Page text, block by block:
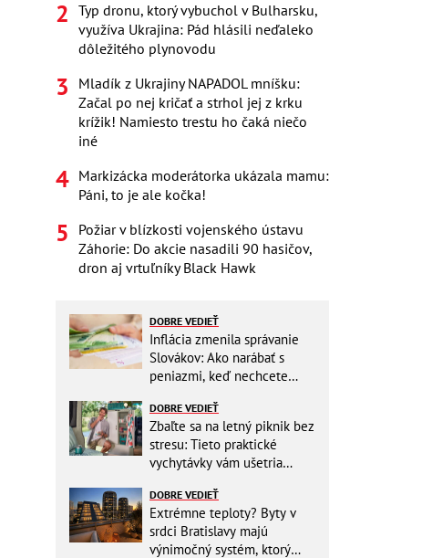
Typ dronu, ktorý vybuchol v Bulharsku,
využíva Ukrajina: Pád hlásili neďaleko
dôležitého plynovodu
Mladík z Ukrajiny NAPADOL mníšku:
Začal po nej kričať a strhol jej z krku
krížik! Namiesto trestu ho čaká niečo
iné
Markizácka moderátorka ukázala mamu:
Páni, to je ale kočka!
Požiar v blízkosti vojenského ústavu
Záhorie: Do akcie nasadili 90 hasičov,
dron aj vrtuľníky Black Hawk
DOBRE VEDIEŤ
Inflácia zmenila správanie
Slovákov: Ako narábať s
peniazmi, keď nechcete
DOBRE VEDIEŤ
Zbaľte sa na letný piknik bez
stresu: Tieto praktické
vychytávky vám ušetria
DOBRE VEDIEŤ
Extrémne teploty? Byty v
srdci Bratislavy majú
výnimočný systém, ktorý